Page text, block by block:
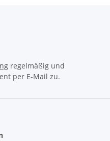
regelmäßig und
per E-Mail zu.